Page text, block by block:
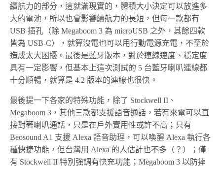
續航力的部分，這就滿現實的，體積大小決定可以放進多
大的電池，所以也會影響續航力的長短，但每一款都有
USB 插孔（除 Megaboom 3 為 microUSB 之外，其餘四款
皆為 USB-C），就算沒電也可以用行動電源充電，不至於
造成太大困擾。最後是藍牙版本，對於連線速度、穩定度
具有一定影響，但基本上這次測試的 5 台藍牙喇叭連線都
十分順暢，就算是 4.2 版本的連線也很快。
最後提一下各家的特殊功能，除了 Stockwell II、
Megaboom 3，其他三款都支援語音通話，若有來電可以直
接對著喇叭通話，只是在戶外實用性或許不高；只有
Beosound A1 支援 Alexa 語音助理，可以喚醒 Alexa 執行各
種快捷功能，但台灣用 Alexa 的人估計也不多（？）；僅
有 Stockwell II 特別強調有快充功能；Megaboom 3 以防摔